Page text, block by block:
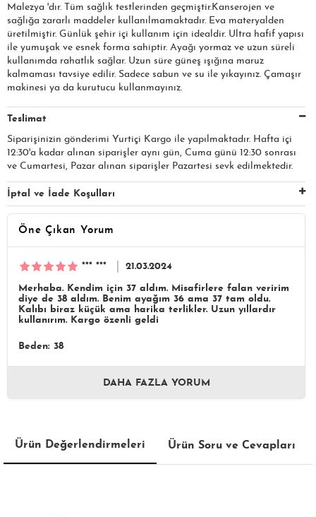
Malezya 'dır. Tüm sağlık testlerinden geçmiştir.Kanserojen ve
sağlığa zararlı maddeler kullanılmamaktadır. Eva materyalden
üretilmiştir. Günlük şehir içi kullanım için idealdir. Ultra hafif yapısı
ile yumuşak ve esnek forma sahiptir. Ayağı yormaz ve uzun süreli
kullanımda rahatlık sağlar. Uzun süre güneş ışığına maruz
kalmaması tavsiye edilir. Sadece sabun ve su ile yıkayınız. Çamaşır
makinesi ya da kurutucu kullanmayınız.
Teslimat
Siparişinizin gönderimi Yurtiçi Kargo ile yapılmaktadır. Hafta içi
12:30'a kadar alınan siparişler aynı gün, Cuma günü 12:30 sonrası
ve Cumartesi, Pazar alınan siparişler Pazartesi sevk edilmektedir.
İptal ve İade Koşulları
Öne Çıkan Yorum
*** *** 21.03.2024
Merhaba. Kendim için 37 aldım. Misafirlere falan veririm
diye de 38 aldım. Benim ayağım 36 ama 37 tam oldu.
Kalıbı biraz küçük ama harika terlikler. Uzun yıllardır
kullanırım. Kargo özenli geldi
Beden: 38
DAHA FAZLA YORUM
Ürün Değerlendirmeleri Ürün Soru ve Cevapları